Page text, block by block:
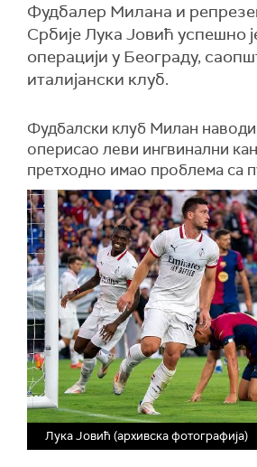
Фудбалер Милана и
Србије Лука Јовић успешно
операцији у Београду,
италијански клуб.
Фудбалски клуб Милан наводи
оперисао леви ингвинални
претходно имао проблема са
Лука Јовић (архивска фотографија)